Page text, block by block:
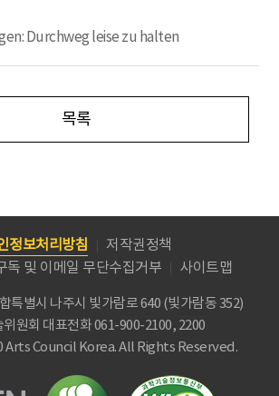
Durchweg leise zu halten
목록
정보처리방침
저작권정책
독 및 이메일 무단수집거부
사이트맵
특별시 나주시 빛가람로 640 (빛가람동 352)
원회 대표전화 061-900-2100, 2200
Arts Council Korea. All Rights Reserved.